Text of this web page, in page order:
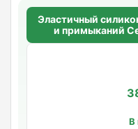
Эластичный
и примыканий
В